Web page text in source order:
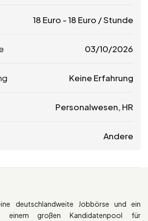
18 Euro -18 Euro / Stunde
03/10/2026
Keine Erfahrung
Personalwesen, HR
Andere
deutschlandweite Jobbörse und ein
einem großen Kandidatenpool für